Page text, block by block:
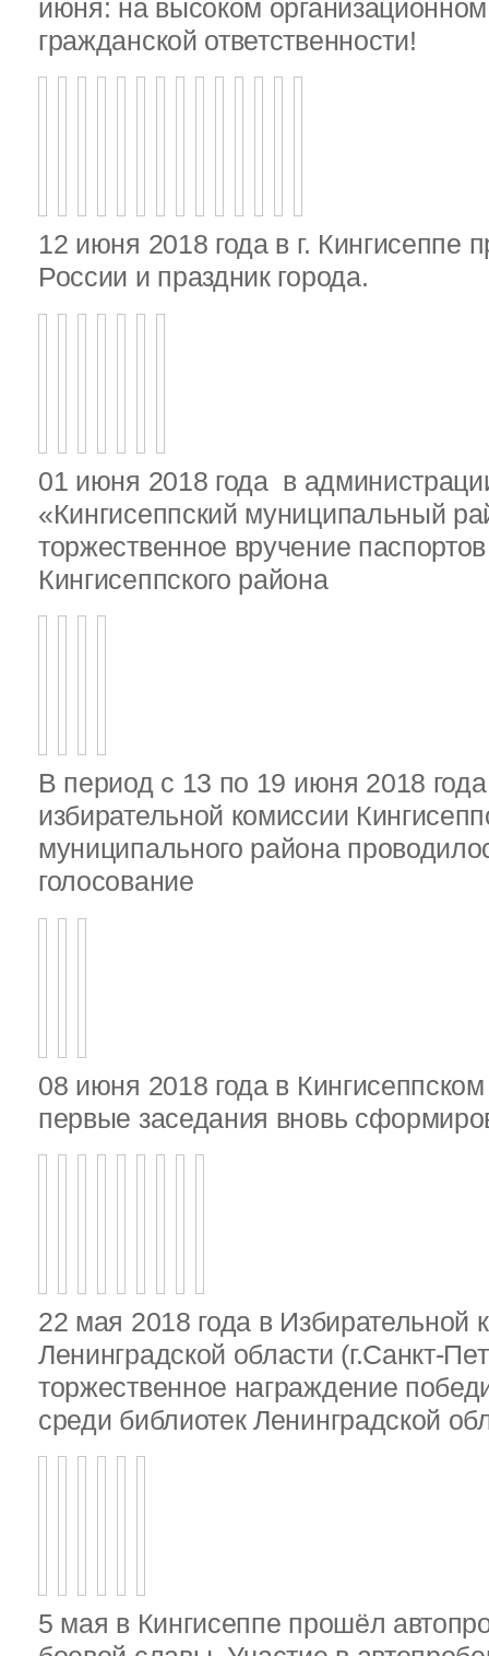
июня: на высоком
гражданской ответственности!
12 июня 2018 года в г. Кингисеппе
России и праздник города.
01 июня 2018 года в
«Кингисеппский муниципальный
торжественное вручение
Кингисеппского района
В период с 13 по 19 июня 2018
избирательной комиссии
муниципального района
голосование
08 июня 2018 года в
первые заседания вновь
22 мая 2018 года в Избирательной
Ленинградской области (г.Санкт-
торжественное награждение
среди библиотек Ленинградской
5 мая в Кингисеппе прошёл